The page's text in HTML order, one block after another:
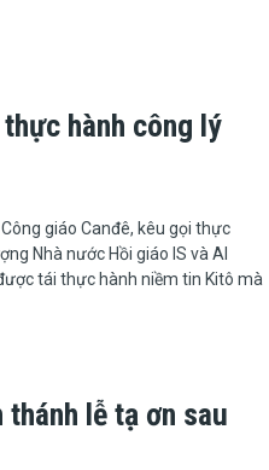
hành công lý
giáo Canđê, kêu gọi thực
Nhà nước Hồi giáo IS và Al
tái thực hành niềm tin Kitô mà
lễ tạ ơn sau